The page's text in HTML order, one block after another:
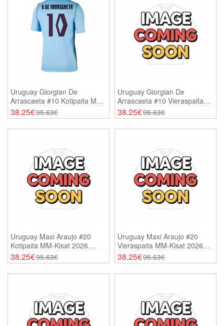
Uruguay Giorgian De
Arrascaeta #10 Kotipaita MM-
Kisat 2026 Lyhythihainen
38.25€95.63€
Uruguay Giorgian De
Arrascaeta #10 Vieraspaita
MM-Kisat 2026 Lyhythihainen
38.25€95.63€
Uruguay Maxi Araujo #20
Kotipaita MM-Kisat 2026
Lyhythihainen
38.25€95.63€
Uruguay Maxi Araujo #20
Vieraspaita MM-Kisat 2026
Lyhythihainen
38.25€95.63€